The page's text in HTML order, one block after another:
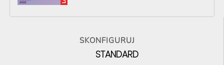
SKONFIGURUJ
STANDARD